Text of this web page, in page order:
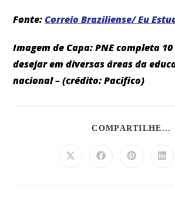
Fonte:Correio Braziliense/ Eu
Imagem de Capa: PNE completa
desejar em diversas áreas da
nacional – (crédito: Pacifico)
COMPARTILHE...